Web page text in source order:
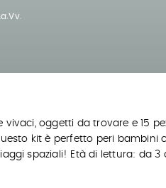
vivaci, oggetti da trovare e 15
kit è perfetto peri bambini
spaziali! Età di lettura: da 3